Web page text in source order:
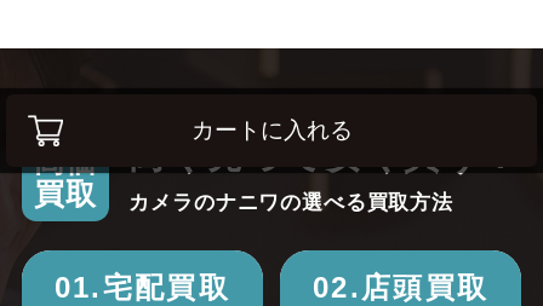
カートに入れる
高価
買取
カメラのナニワの選べる買取方法
01.宅配買取 02.店頭買取